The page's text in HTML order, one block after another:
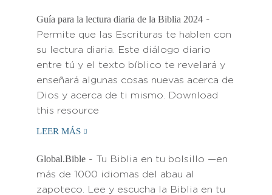
Guía para la lectura diaria de la Biblia 2024 -
Permite que las Escrituras te hablen con
su lectura diaria. Este diálogo diario
entre tú y el texto bíblico te revelará y
enseñará algunas cosas nuevas acerca de
Dios y acerca de ti mismo. Download
this resource
LEER MÁS
Global.Bible - Tu Biblia en tu bolsillo —en
más de 1000 idiomas del abau al
zapoteco. Lee y escucha la Biblia en tu